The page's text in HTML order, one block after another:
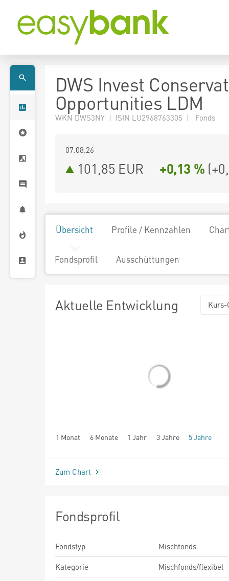
DWS Invest
Opportunities LDM
WKN DWS3NY | ISIN LU2968763305 | Fonds
07.08.26
101,85 EUR +0,13 % (
Übersicht Profile / Kennzahlen
Fondsprofil Ausschüttungen
Aktuelle Entwicklung Kurs-
1 Monat 6 Monate 1 Jahr 3 Jahre 5 Jahre
seit Beginn
Zum Chart
Fondsprofil
Fondstyp
Mischfonds
Kategorie
Mischfonds/flexibel